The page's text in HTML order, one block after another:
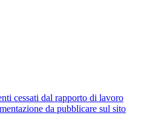
cessati dal rapporto di lavoro
da pubblicare sul sito